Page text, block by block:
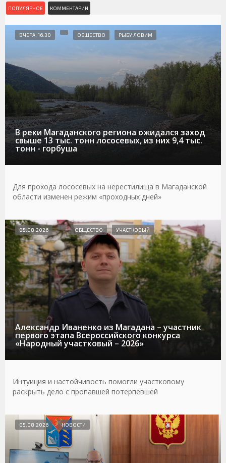
ПОПУЛЯРНОЕ КОММЕНТАРИИ
В реки Магаданского региона ожидался заход
свыше 13 тыс. тонн лососевых, из них 9,4 тыс.
тонн - горбуша
ВЧЕРА, 16:30 ОБЩЕСТВО РЫБУ ЛОВИМ
Для прохода лососевых на нерестилища в Магаданской
области изменен режим «проходных дней»
Александр Иваненко из Магадана – участник
первого этапа Всероссийского конкурса
«Народный участковый – 2026»
05.08.2026 ОБЩЕСТВО УЧАСТКОВЫЙ
Интуиция и настойчивость помогли участковому
раскрыть дело с пропавшей потерпевшей
05.08.2026 НОВОСТИ